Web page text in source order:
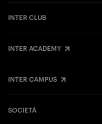
INTER CLUB
INTER ACADEMY
INTER CAMPUS
SOCIETÀ